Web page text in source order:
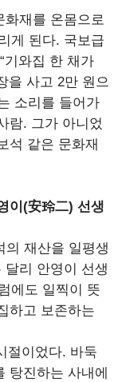
화재를 온몸으로
게 된다. 국보급
기와집 한 채가
을 사고 2만 원으
소리를 들어가
람. 그가 아니었
석 같은 문화재
이(安玲二) 선생
의 재산을 일평생
리 안영이 선생
에도 일찍이 뜻
하고 보존하는
절이었다. 바둑
탕진하는 사내에